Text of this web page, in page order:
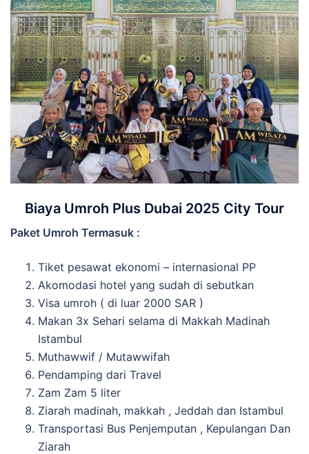
Biaya Umroh Plus Dubai 2025 City Tour
Paket Umroh Termasuk :
Tiket pesawat ekonomi – internasional PP
Akomodasi hotel yang sudah di sebutkan
Visa umroh ( di luar 2000 SAR )
Makan 3x Sehari selama di Makkah Madinah
Istambul
Muthawwif / Mutawwifah
Pendamping dari Travel
Zam Zam 5 liter
Ziarah madinah, makkah , Jeddah dan Istambul
Transportasi Bus Penjemputan , Kepulangan Dan
Ziarah